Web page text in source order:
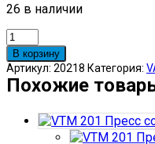
26 в наличии
Количество
товара
VTM
203
Пресс
соед.на
В корзину
Артикул: 20218 Категория:
Похожие